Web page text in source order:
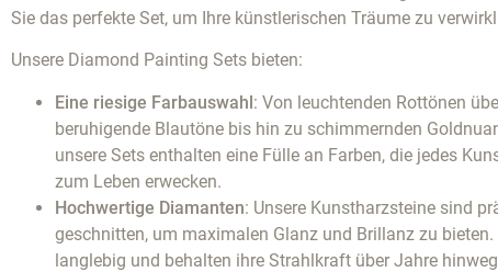
Sie das perfekte Set, um Ihre künstlerischen Träume zu
Unsere Diamond Painting Sets bieten:
Eine riesige Farbauswahl: Von leuchtenden Rottönen
beruhigende Blautöne bis hin zu schimmernden
unsere Sets enthalten eine Fülle an Farben, die jedes
zum Leben erwecken.
Hochwertige Diamanten: Unsere Kunstharzsteine sind
geschnitten, um maximalen Glanz und Brillanz zu bieten.
langlebig und behalten ihre Strahlkraft über Jahre